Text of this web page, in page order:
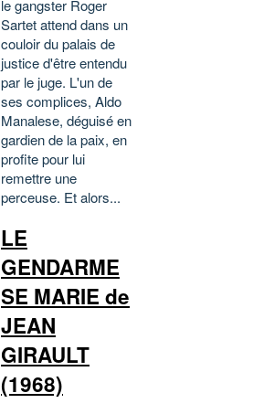
le gangster Roger
Sartet attend dans un
couloir du palais de
justice d'être entendu
par le juge. L'un de
ses complices, Aldo
Manalese, déguisé en
gardien de la paix, en
profite pour lui
remettre une
perceuse. Et alors...
LE
GENDARME
SE MARIE de
JEAN
GIRAULT
(1968)